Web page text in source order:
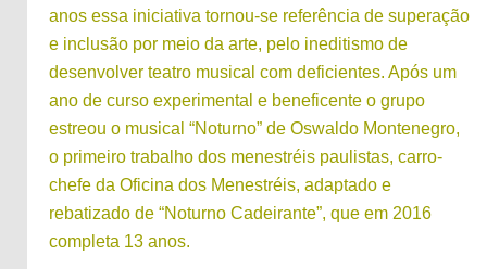
anos essa iniciativa tornou-se referência de superação
e inclusão por meio da arte, pelo ineditismo de
desenvolver teatro musical com deficientes. Após um
ano de curso experimental e beneficente o grupo
estreou o musical “Noturno” de Oswaldo Montenegro,
o primeiro trabalho dos menestréis paulistas, carro-
chefe da Oficina dos Menestréis, adaptado e
rebatizado de “Noturno Cadeirante”, que em 2016
completa 13 anos.